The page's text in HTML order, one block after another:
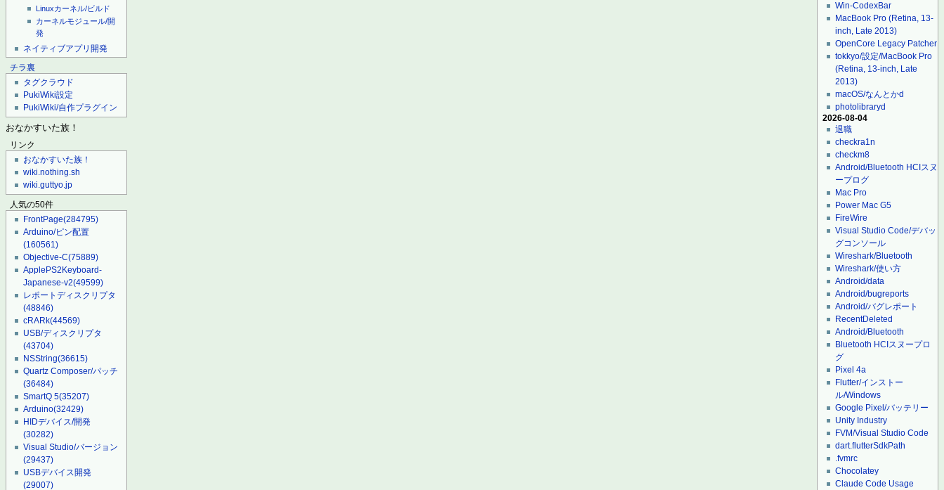
Linuxカーネル/ビルド
カーネルモジュール/開
発
ネイティブアプリ開発
チラ裏
タグクラウド
PukiWiki設定
PukiWiki/自作プラグイン
おなかすいた族！
リンク
おなかすいた族！
wiki.nothing.sh
wiki.guttyo.jp
人気の50件
FrontPage(284795)
Arduino/ピン配置
(160561)
Objective-C(75889)
ApplePS2Keyboard-
Japanese-v2(49599)
レポートディスクリプタ
(48846)
cRARk(44569)
USB/ディスクリプタ
(43704)
NSString(36615)
Quartz Composer/パッチ
(36484)
SmartQ 5(35207)
Arduino(32429)
HIDデバイス/開発
(30282)
Visual Studio/バージョン
(29437)
USBデバイス開発
(29007)
Win-CodexBar
MacBook Pro (Retina, 13-
inch, Late 2013)
OpenCore Legacy Patcher
tokkyo/設定/MacBook Pro
(Retina, 13-inch, Late
2013)
macOS/なんとかd
photolibraryd
2026-08-04
退職
checkra1n
checkm8
Android/Bluetooth HCIスヌ
ープログ
Mac Pro
Power Mac G5
FireWire
Visual Studio Code/デバッ
グコンソール
Wireshark/Bluetooth
Wireshark/使い方
Android/data
Android/bugreports
Android/バグレポート
RecentDeleted
Android/Bluetooth
Bluetooth HCIスヌープロ
グ
Pixel 4a
Flutter/インストー
ル/Windows
Google Pixel/バッテリー
Unity Industry
FVM/Visual Studio Code
dart.flutterSdkPath
.fvmrc
Chocolatey
Claude Code Usage